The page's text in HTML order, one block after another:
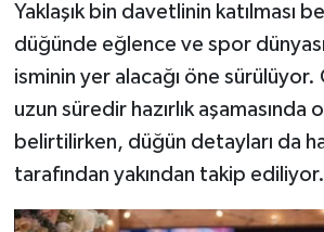
Yaklaşık bin davetlinin katılması
düğünde eğlence ve spor
isminin yer alacağı öne
uzun süredir hazırlık aşamasında
belirtilirken, düğün detayları da
tarafından yakından takip ediliyor.